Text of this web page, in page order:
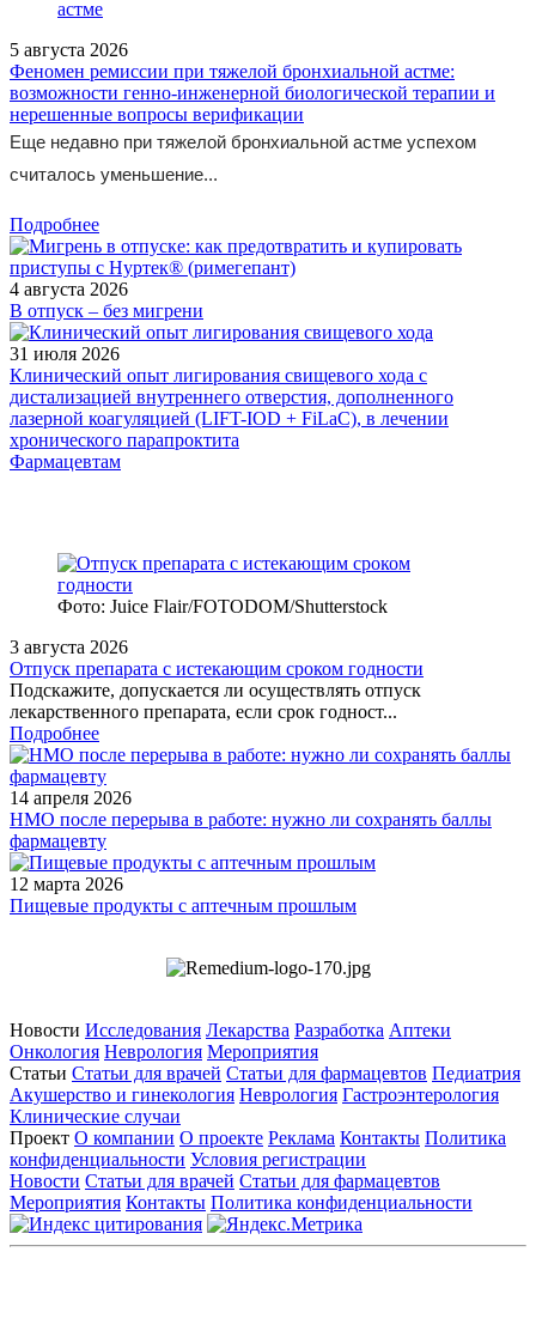
5 августа 2026
Феномен ремиссии при тяжелой бронхиальной астме:
возможности генно-инженерной биологической терапии и
нерешенные вопросы верификации
Еще недавно при тяжелой бронхиальной астме успехом
считалось уменьшение...
Подробнее
4 августа 2026
В отпуск – без мигрени
31 июля 2026
Клинический опыт лигирования свищевого хода с
дистализацией внутреннего отверстия, дополненного
лазерной коагуляцией (LIFT-IOD + FiLaC), в лечении
хронического парапроктита
Фармацевтам
Фото: Juice Flair/FOTODOM/Shutterstoсk
3 августа 2026
Отпуск препарата с истекающим сроком годности
Подскажите, допускается ли осуществлять отпуск
лекарственного препарата, если срок годност...
Подробнее
14 апреля 2026
НМО после перерыва в работе: нужно ли сохранять баллы
фармацевту
12 марта 2026
Пищевые продукты с аптечным прошлым
Новости Исследования Лекарства Разработка Аптеки
Онкология Неврология Мероприятия
Статьи Статьи для врачей Статьи для фармацевтов Педиатрия
Акушерство и гинекология Неврология Гастроэнтерология
Клинические случаи
Проект О компании О проекте Реклама Контакты Политика
конфиденциальности Условия регистрации
Новости Статьи для врачей Статьи для фармацевтов
Мероприятия Контакты Политика конфиденциальности